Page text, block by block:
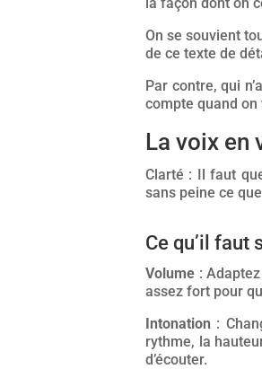
On se souvient
de ce texte de
Par contre, qui
compte quand on
La voix en
Clarté : Il faut
sans peine ce
Ce qu’il faut
Volume :
assez fort pour
Intonation :
rythme, la
d’écouter.